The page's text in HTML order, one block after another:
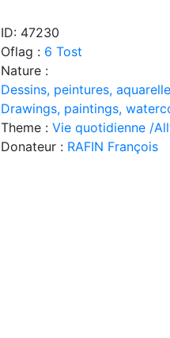
ID: 47230
Oflag : 6 Tost
Nature :
Dessins, peintures,
Drawings, paintings,
Theme : Vie quotidienne /
Donateur : RAFIN François